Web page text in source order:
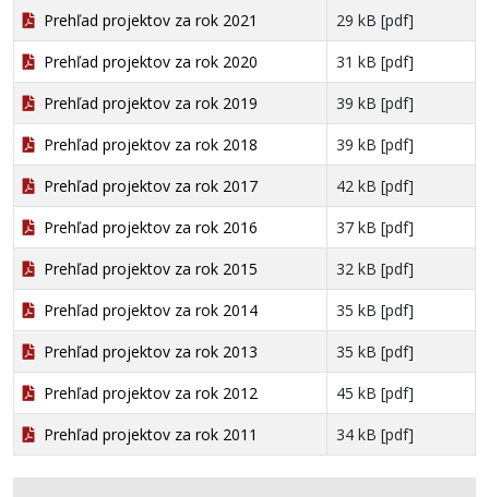
Prehľad projektov za rok 2021
29 kB [pdf]
Prehľad projektov za rok 2020
31 kB [pdf]
Prehľad projektov za rok 2019
39 kB [pdf]
Prehľad projektov za rok 2018
39 kB [pdf]
Prehľad projektov za rok 2017
42 kB [pdf]
Prehľad projektov za rok 2016
37 kB [pdf]
Prehľad projektov za rok 2015
32 kB [pdf]
Prehľad projektov za rok 2014
35 kB [pdf]
Prehľad projektov za rok 2013
35 kB [pdf]
Prehľad projektov za rok 2012
45 kB [pdf]
Prehľad projektov za rok 2011
34 kB [pdf]